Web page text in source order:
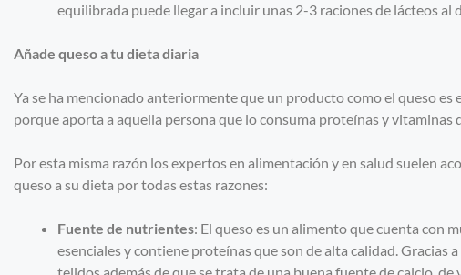
equilibrada puede llegar a incluir unas 2-3 raciones de lácteos al
Añade queso a tu dieta diaria
Ya se ha mencionado anteriormente que un producto como el queso es
porque aporta a aquella persona que lo consuma proteínas y vitaminas
Por esta misma razón los expertos en alimentación y en salud suelen
queso a su dieta por todas estas razones:
Fuente de nutrientes: El queso es un alimento que cuenta con
esenciales y contiene proteínas que son de alta calidad. Gracias
tejidos además de que se trata de una buena fuente de calcio,